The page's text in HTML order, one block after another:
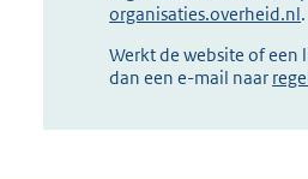
organisaties.overheid.nl.
Werkt de website of een
dan een e-mail naar